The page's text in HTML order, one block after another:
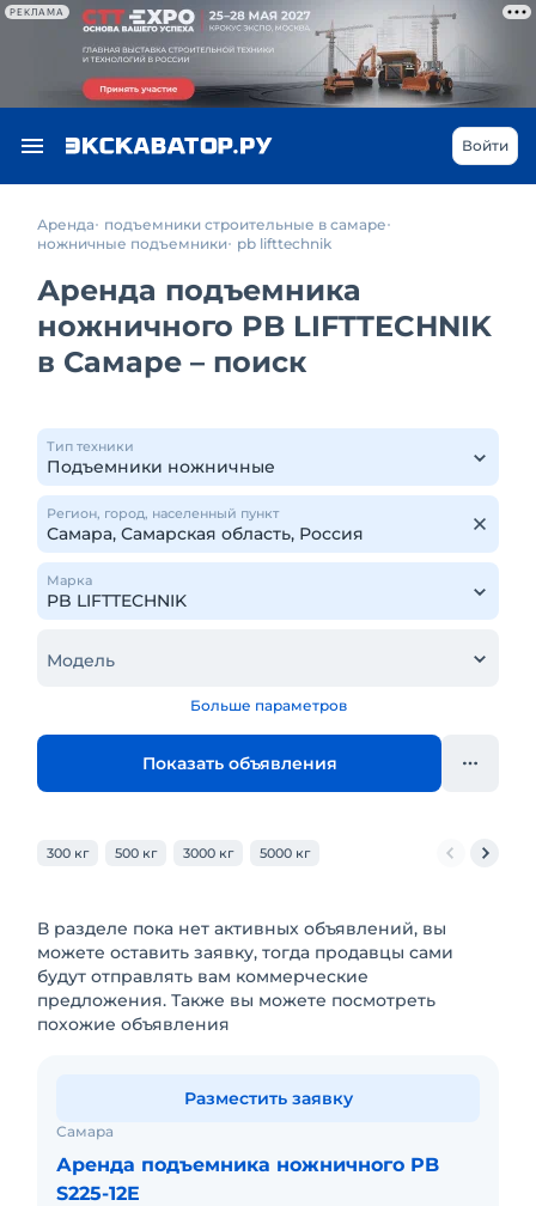
РЕКЛАМА
Войти
Аренда
подъемники строительные в самаре
ножничные подъемники pb lifttechnik
Аренда подъемника
ножничного PB LIFTTECHNIK
в Самаре – поиск
Тип техники
Регион, город, населенный пункт
Марка
Модель
Больше параметров
Показать объявления
300 кг 500 кг 3000 кг 5000 кг
В разделе пока нет активных объявлений, вы
можете оставить заявку, тогда продавцы сами
будут отправлять вам коммерческие
предложения. Также вы можете посмотреть
похожие объявления
Самара
Аренда подъемника ножничного PB
S225-12E
Разместить заявку